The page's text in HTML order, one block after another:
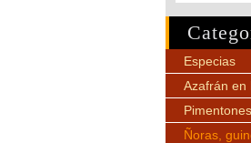
Especias
Azafrán en
Ñoras,